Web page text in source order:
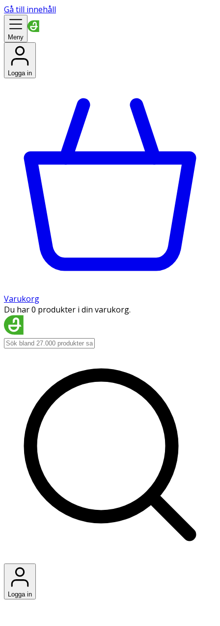
Gå till innehåll
Meny
Logga in
Varukorg
Du har 0 produkter i din varukorg.
Logga in